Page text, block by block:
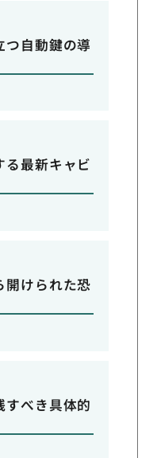
つ自動鍵の導
る最新キャビ
開けられた恐
すべき具体的